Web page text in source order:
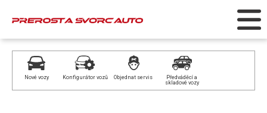
Nové vozy Konfigurátor vozů Objednat servis
Předváděcí a
skladové vozy